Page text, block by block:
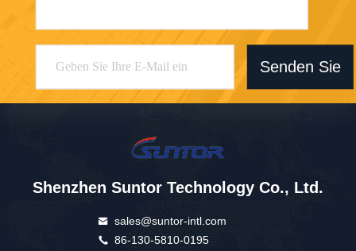
Senden Sie
Shenzhen Suntor Technology Co., Ltd.
sales@suntor-intl.com
86-130-5810-0195